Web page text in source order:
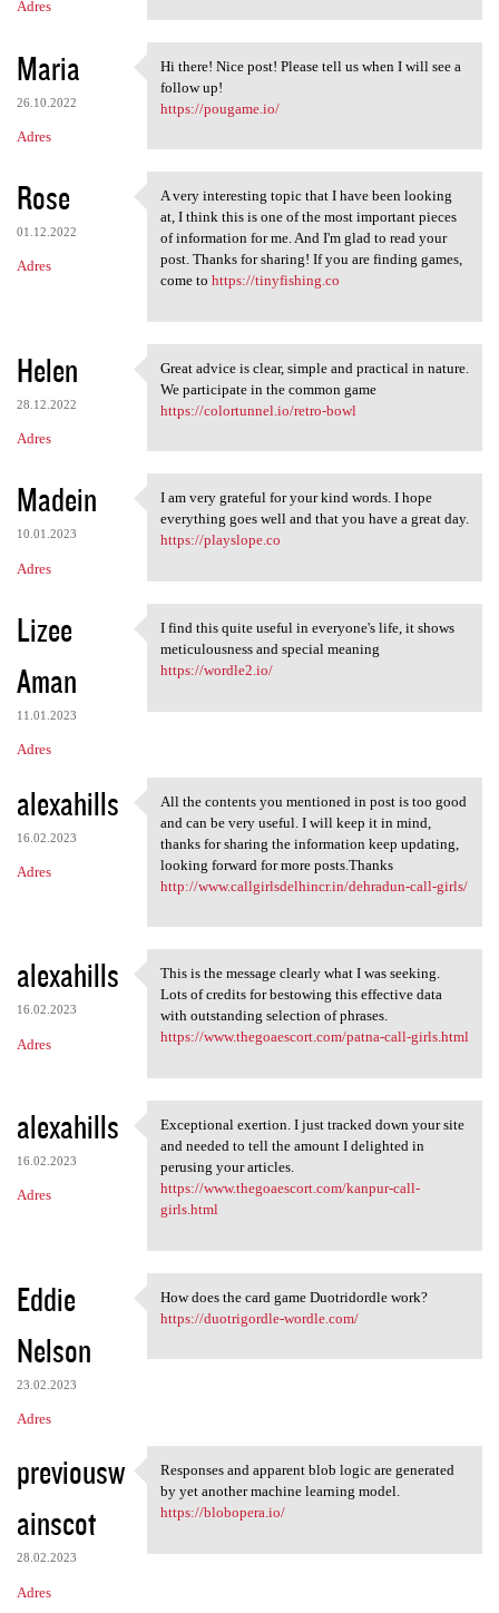
Adres
Maria
26.10.2022
Adres
Hi there! Nice post! Please
Hi there! Nice post! Please tell us when I will see a
follow up!
https://pougame.io/
Rose
01.12.2022
Adres
A very interesting topic that
A very interesting topic that I have been looking
at, I think this is one of the most important pieces
of information for me. And I'm glad to read your
post. Thanks for sharing! If you are finding games,
come to https://tinyfishing.co
Helen
28.12.2022
Adres
Great advice is clear, simple
Great advice is clear, simple and practical in nature.
We participate in the common game
https://colortunnel.io/retro-bowl
Madein
10.01.2023
Adres
I am very grateful for your
I am very grateful for your kind words. I hope
everything goes well and that you have a great day.
https://playslope.co
Lizee
Aman
11.01.2023
Adres
I find this quite useful in
I find this quite useful in everyone's life, it shows
meticulousness and special meaning
https://wordle2.io/
alexahills
16.02.2023
Adres
All the contents you
All the contents you mentioned in post is too good
and can be very useful. I will keep it in mind,
thanks for sharing the information keep updating,
looking forward for more posts.Thanks
http://www.callgirlsdelhincr.in/dehradun-call-girls/
alexahills
16.02.2023
Adres
This is the message clearly
This is the message clearly what I was seeking.
Lots of credits for bestowing this effective data
with outstanding selection of phrases.
https://www.thegoaescort.com/patna-call-girls.html
alexahills
16.02.2023
Adres
Exceptional exertion. I just
Exceptional exertion. I just tracked down your site
and needed to tell the amount I delighted in
perusing your articles.
https://www.thegoaescort.com/kanpur-call-
girls.html
Eddie
Nelson
23.02.2023
Adres
How does the card game
How does the card game Duotridordle work?
https://duotrigordle-wordle.com/
previousw
ainscot
28.02.2023
Adres
Responses and apparent blob
Responses and apparent blob logic are generated
by yet another machine learning model.
https://blobopera.io/